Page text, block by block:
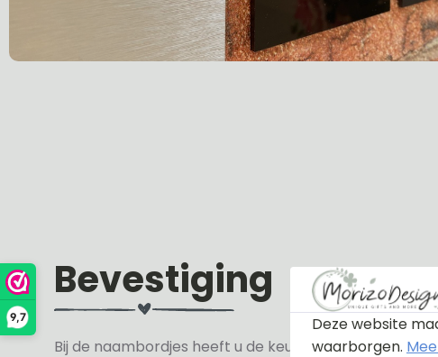
9,7
Bevestiging
Bij de naambordjes heeft u de keuze uit 3 soorten
Deze website
waarborgen.